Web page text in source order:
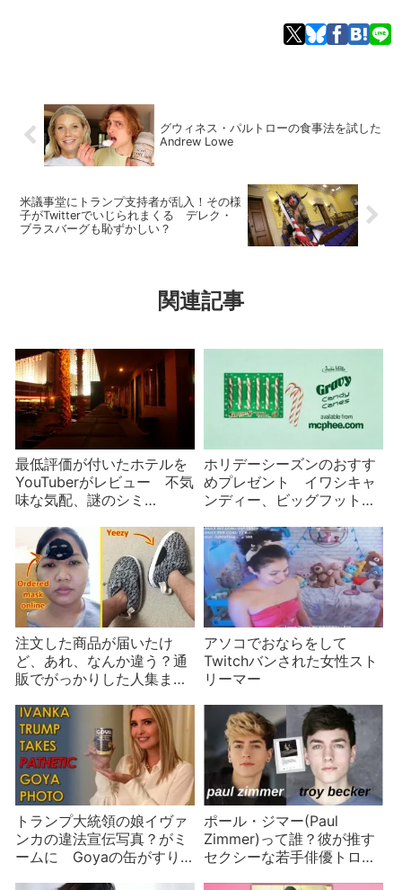
グウィネス・パルトローの食事法を試した
Andrew Lowe
米議事堂にトランプ支持者が乱入！その様
子がTwitterでいじられまくる デレク・
ブラスバーグも恥ずかしい？
関連記事
最低評価が付いたホテルを
YouTuberがレビュー 不気
味な気配、謎のシミ…
ホリデーシーズンのおすす
めプレゼント イワシキャ
ンディー、ビッグフットの
パーなどArchie McPhee
注文した商品が届いたけ
ど、あれ、なんか違う？通
販でがっかりした人集ま
アソコでおならをして
Twitchバンされた女性スト
リーマー
トランプ大統領の娘イヴァ
ンカの違法宣伝写真？がミ
ームに Goyaの缶がすり
ポール・ジマー(Paul
Zimmer)って誰？彼が推す
セクシーな若手俳優トロ